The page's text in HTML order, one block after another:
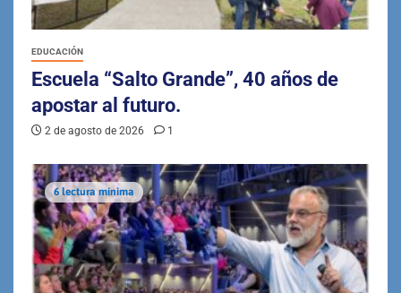
EDUCACIÓN
Escuela “Salto Grande”, 40 años de
apostar al futuro.
2 de agosto de 2026 1
6 lectura mínima